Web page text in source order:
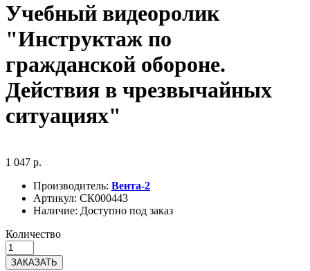
Учебный видеоролик
"Инструктаж по
гражданской обороне.
Действия в чрезвычайных
ситуациях"
1 047 р.
Производитель: Вента-2
Артикул: СК000443
Наличие: Доступно под заказ
Количество
ЗАКАЗАТЬ